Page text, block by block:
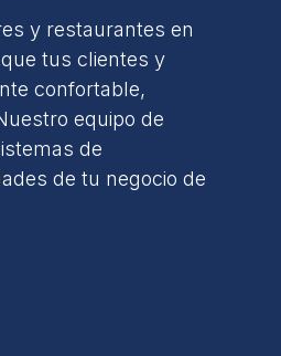
y restaurantes en
tus clientes y
confortable,
equipo de
de
de tu negocio de